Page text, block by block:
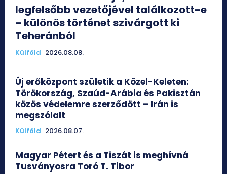
legfelsőbb vezetőjével találkozott-e
– különös történet szivárgott ki
Teheránból
Külföld 2026.08.08.
Új erőközpont születik a Közel-Keleten:
Törökország, Szaúd-Arábia és Pakisztán
közös védelemre szerződött – Irán is
megszólalt
Külföld 2026.08.07.
Magyar Pétert és a Tiszát is meghívná
Tusványosra Toró T. Tibor